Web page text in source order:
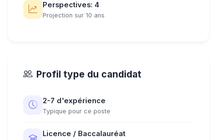
Perspectives: 4
Projection sur 10 ans
Profil type du candidat
2-7 d'expérience
Typique pour ce poste
Licence / Baccalauréat